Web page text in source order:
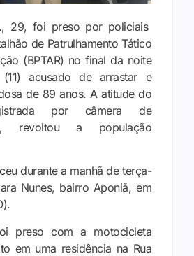
29, foi preso por policiais
de Patrulhamento Tático
(BPTAR) no final da noite
acusado de arrastar e
de 89 anos. A atitude do
por câmera de
revoltou a população
durante a manhã de terça-
Nunes, bairro Aponiã, em
preso com a motocicleta
em uma residência na Rua